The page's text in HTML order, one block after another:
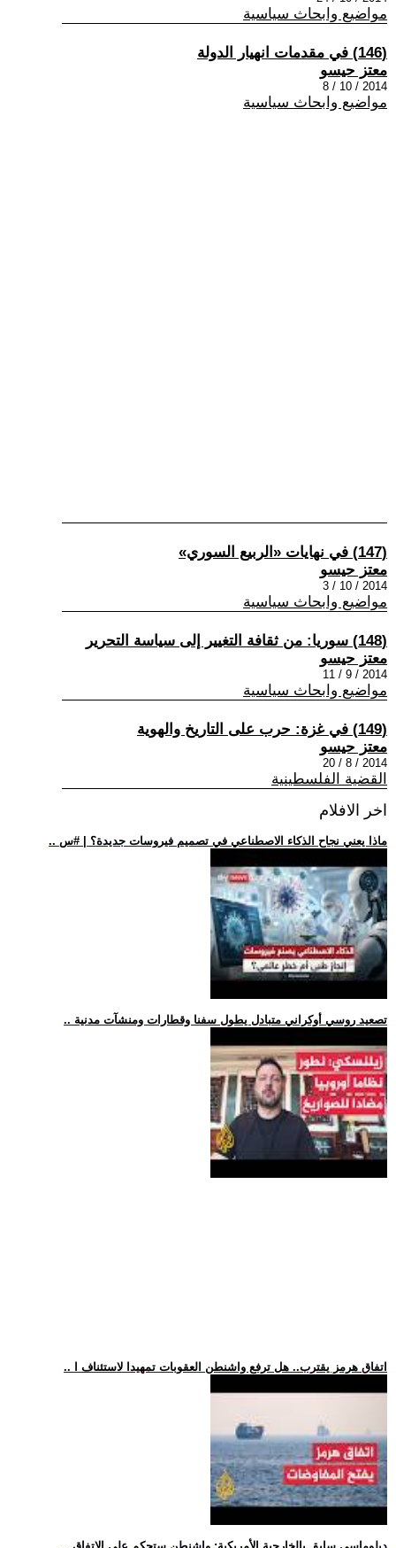
مواضيع وابحاث سياسية
(146) في مقدمات انهيار الدولة
معتز حيسو
2014 / 10 / 8
مواضيع وابحاث سياسية
(147) في نهايات «الربيع السوري»
معتز حيسو
2014 / 10 / 3
مواضيع وابحاث سياسية
(148) سوريا: من ثقافة التغيير إلى سياسة التحرير
معتز حيسو
2014 / 9 / 11
مواضيع وابحاث سياسية
(149) في غزة: حرب على التاريخ والهوية
معتز حيسو
2014 / 8 / 20
القضية الفلسطينية
اخر الافلام
.. ماذا يعني نجاح الذكاء الاصطناعي في تصميم فيروسات جديدة؟ | #س
.. تصعيد روسي أوكراني متبادل يطول سفنا وقطارات ومنشآت مدنية
.. اتفاق هرمز يقترب.. هل ترفع واشنطن العقوبات تمهيدا لاستئناف ا